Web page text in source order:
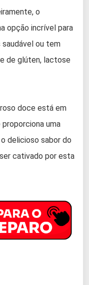
o
opção incrível para
saudável ou tem
de glúten, lactose
doce está em
uma
delicioso sabor do
cativado por esta